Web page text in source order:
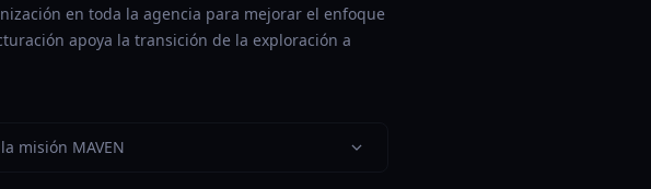
en toda la agencia para mejorar el enfoque
apoya la transición de la exploración a
misión MAVEN